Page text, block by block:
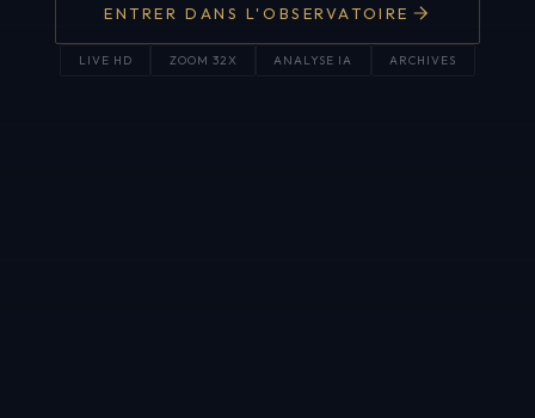
ENTRER DANS L'OBSERVATOIRE
LIVE HD ZOOM 32X ANALYSE IA ARCHIVES